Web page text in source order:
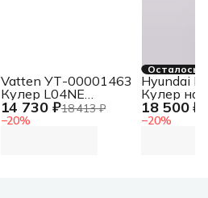
14 730 ₽18 413 ₽
−20%
Vatten УТ-00001463
Кулер L04NE
напольный
электронный
Осталось
18 500 ₽
−20%
Hyundai
Кулер